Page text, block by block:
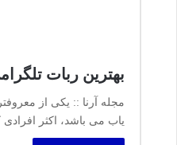
بهترین ربات
مجله آرنا :: یکی از
یاب می باشد، اکثر